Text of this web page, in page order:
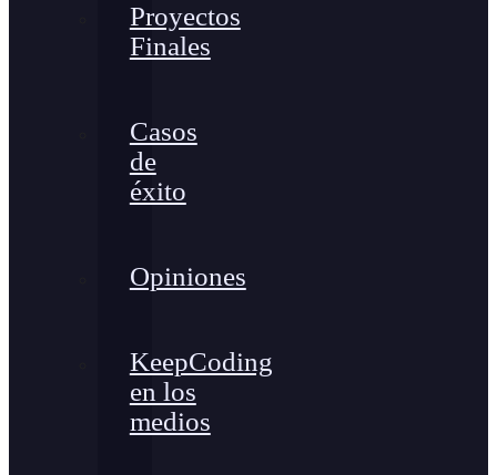
Proyectos
Finales
Casos
de
éxito
Opiniones
KeepCoding
en los
medios